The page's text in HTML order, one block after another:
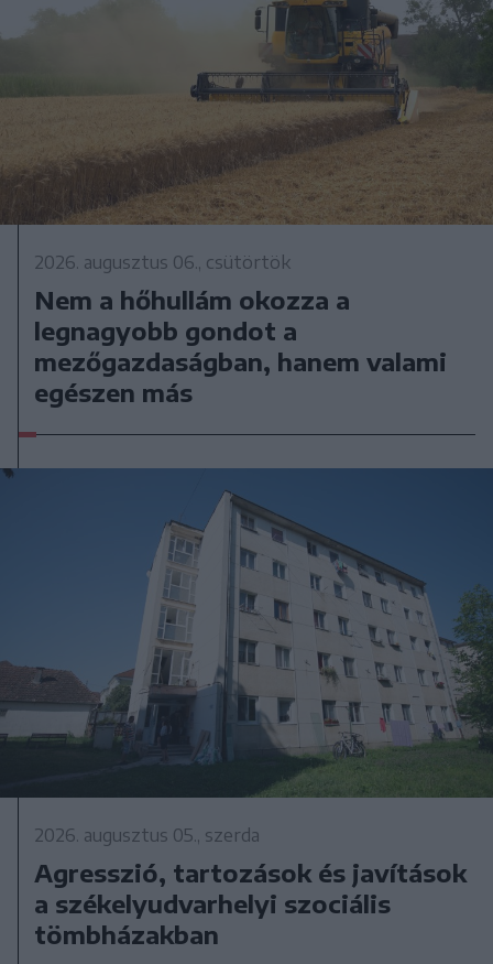
2026. augusztus 06., csütörtök
Nem a hőhullám okozza a
legnagyobb gondot a
mezőgazdaságban, hanem valami
egészen más
2026. augusztus 05., szerda
Agresszió, tartozások és javítások
a székelyudvarhelyi szociális
tömbházakban